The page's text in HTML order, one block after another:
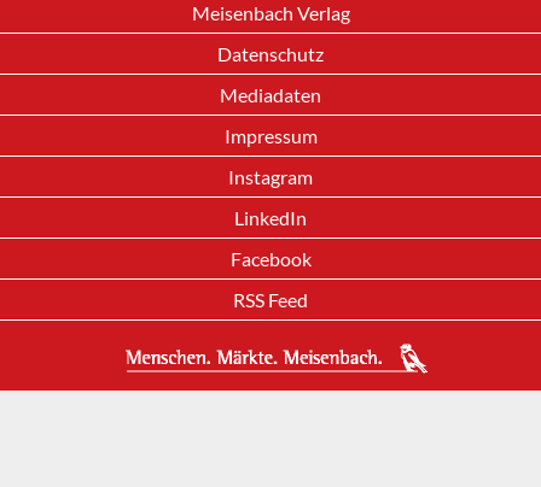
Meisenbach Verlag
Datenschutz
Mediadaten
Impressum
Instagram
LinkedIn
Facebook
RSS Feed